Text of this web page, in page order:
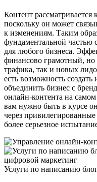
Контент рассматривается
поскольку он может
к изменениям. Таким
фундаментальной частью
для любого бизнеса.
финансово грамотный,
трафика, так и новых
есть возможность
объединить бизнес с
онлайн-контента на
вам нужно быть в курсе
через
более серьезное
цифровой маркетинг
Услуги по написанию